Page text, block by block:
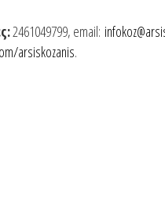
2461049799, email:
arsiskozanis.